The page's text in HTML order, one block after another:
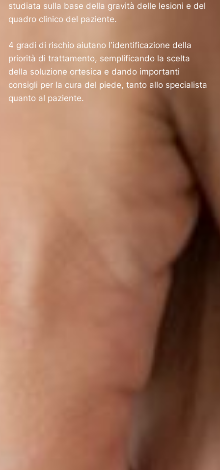
studiata sulla base della gravità delle lesioni e del
quadro clinico del paziente.
4 gradi di rischio aiutano l’identificazione della
priorità di trattamento, semplificando la scelta
della soluzione ortesica e dando importanti
consigli per la cura del piede, tanto allo specialista
quanto al paziente.